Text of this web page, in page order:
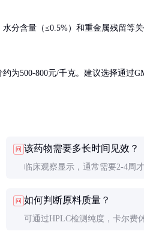
分含量（≤0.5%）和重金属残留等
为500-800元/千克。建议选择通过
问 该药物需要多长时间见效？
临床观察显示，通常需要2-4周
药。
问 如何判断原料质量？
可通过HPLC检测纯度，卡尔费